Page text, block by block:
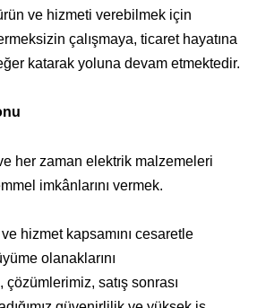
ve hizmeti verebilmek için
çalışmaya, ticaret hayatına
katarak yoluna devam etmektedir.
her zaman elektrik malzemeleri
imkânlarını vermek.
hizmet kapsamını cesaretle
olanaklarını
çözümlerimiz, satış sonrası